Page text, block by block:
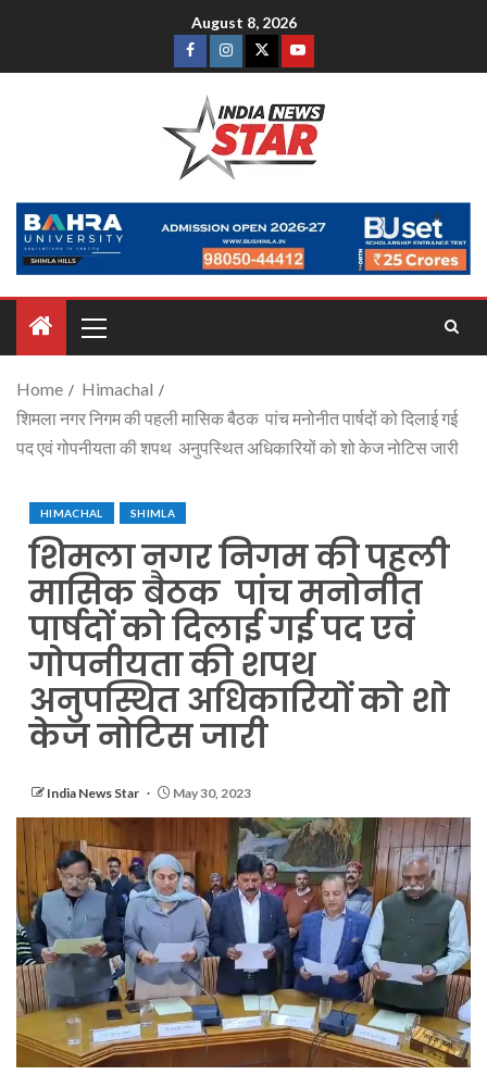
August 8, 2026
Home
Himachal
शिमला नगर निगम की पहली मासिक बैठक पांच मनोनीत पार्षदों को दिलाई गई
पद एवं गोपनीयता की शपथ अनुपस्थित अधिकारियों को शो केज नोटिस जारी
HIMACHAL SHIMLA
शिमला नगर निगम की पहली
मासिक बैठक पांच मनोनीत
पार्षदों को दिलाई गई पद एवं
गोपनीयता की शपथ
अनुपस्थित अधिकारियों को शो
केज नोटिस जारी
India News Star May 30, 2023